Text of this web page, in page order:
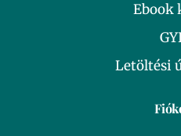
Ebook
Letöltési